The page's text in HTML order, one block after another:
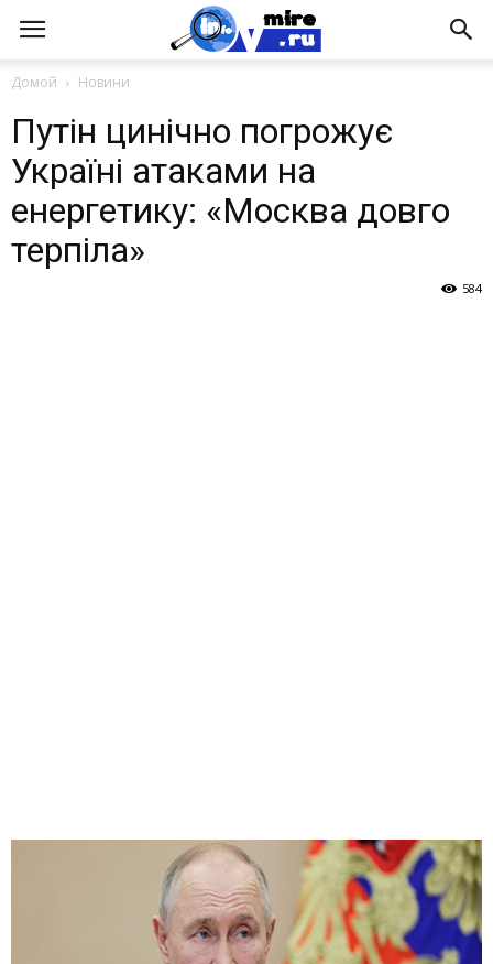
Домой Новини
Путін цинічно погрожує
Україні атаками на
енергетику: «Москва довго
терпіла»
584